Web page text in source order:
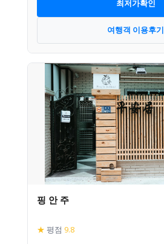
최저가확인
여행객 이용후기
핑 안 주
★ 평점 9.8